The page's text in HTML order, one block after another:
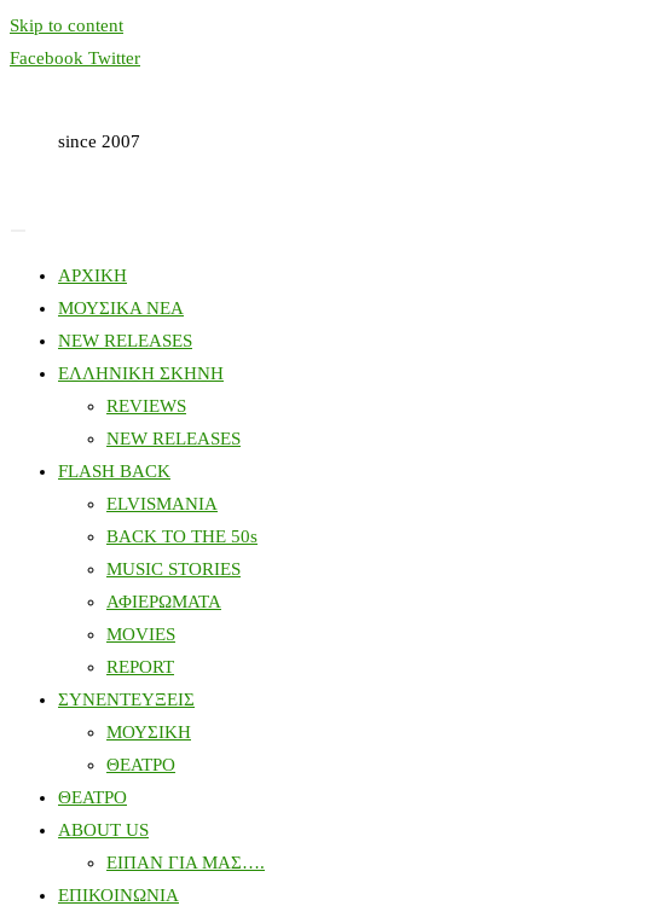
Skip to content
Facebook Twitter
since 2007
ΑΡΧΙΚΗ
ΜΟΥΣΙΚΑ ΝΕΑ
NEW RELEASES
ΕΛΛΗΝΙΚΗ ΣΚΗΝΗ
REVIEWS
NEW RELEASES
FLASH BACK
ELVISMANIA
BACK TO THE 50s
MUSIC STORIES
ΑΦΙΕΡΩΜΑΤΑ
MOVIES
REPORT
ΣΥΝΕΝΤΕΥΞΕΙΣ
ΜΟΥΣΙΚΗ
ΘΕΑΤΡΟ
ΘΕΑΤΡΟ
ABOUT US
ΕΙΠΑΝ ΓΙΑ ΜΑΣ….
ΕΠΙΚΟΙΝΩΝΙΑ